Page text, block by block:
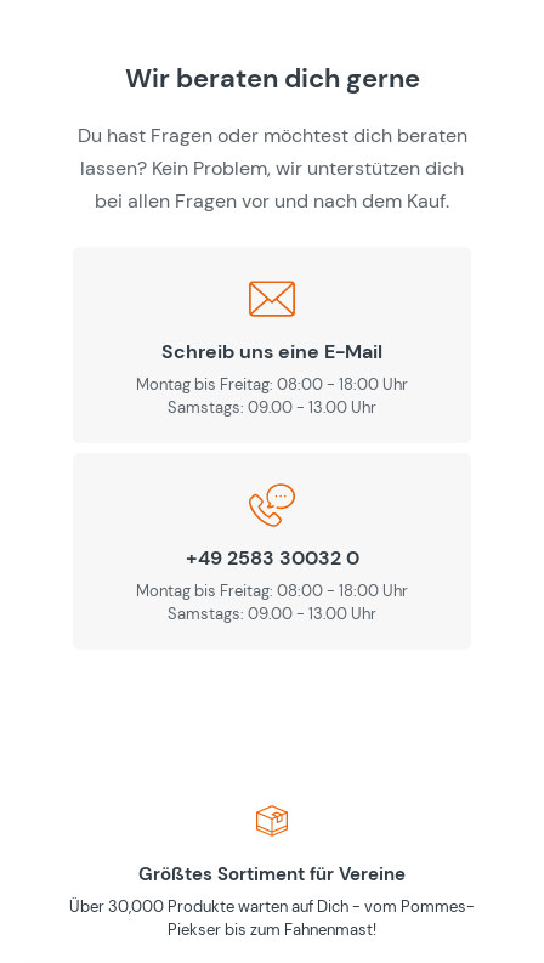
Wir beraten dich gerne
Du hast Fragen oder möchtest dich beraten
lassen? Kein Problem, wir unterstützen dich
bei allen Fragen vor und nach dem Kauf.
Schreib uns eine E-Mail
Montag bis Freitag: 08:00 - 18:00 Uhr
Samstags: 09.00 - 13.00 Uhr
+49 2583 30032 0
Montag bis Freitag: 08:00 - 18:00 Uhr
Samstags: 09.00 - 13.00 Uhr
Größtes Sortiment für Vereine
Über 30,000 Produkte warten auf Dich - vom Pommes-
Piekser bis zum Fahnenmast!